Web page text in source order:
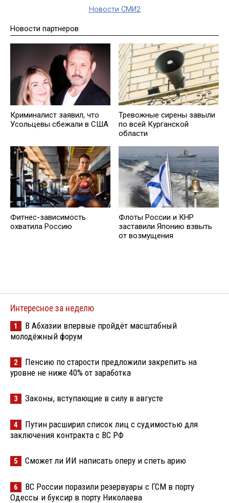
Новости СМИ2
Новости партнеров
Криминалист заявил, что
Усольцевы сбежали в США
Тревожные сирены завыли
по всей Курганской
области
Фитнес-зависимость
охватила Россию
Флоты России и КНР
заставили Японию взвыть
от возмущения
Интересное за неделю
1
В Абхазии впервые пройдёт масштабный
молодёжный форум
2
Пенсию по старости предложили закрепить на
уровне не ниже 40% от заработка
3 Законы, вступающие в силу в августе
4
Путин расширил список лиц с судимостью для
заключения контракта с ВС РФ
5 Сможет ли ИИ написать оперу и спеть арию
6
ВС России поразили резервуары с ГСМ в порту
Одессы и буксир в порту Николаева